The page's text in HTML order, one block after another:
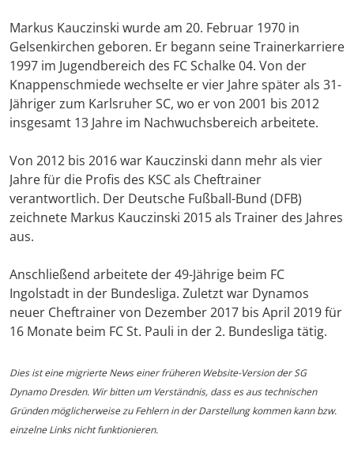
Markus Kauczinski wurde am 20. Februar 1970 in
Gelsenkirchen geboren. Er begann seine Trainerkarriere
1997 im Jugendbereich des FC Schalke 04. Von der
Knappenschmiede wechselte er vier Jahre später als 31-
Jähriger zum Karlsruher SC, wo er von 2001 bis 2012
insgesamt 13 Jahre im Nachwuchsbereich arbeitete.
Von 2012 bis 2016 war Kauczinski dann mehr als vier
Jahre für die Profis des KSC als Cheftrainer
verantwortlich. Der Deutsche Fußball-Bund (DFB)
zeichnete Markus Kauczinski 2015 als Trainer des Jahres
aus.
Anschließend arbeitete der 49-Jährige beim FC
Ingolstadt in der Bundesliga. Zuletzt war Dynamos
neuer Cheftrainer von Dezember 2017 bis April 2019 für
16 Monate beim FC St. Pauli in der 2. Bundesliga tätig.
Dies ist eine migrierte News einer früheren Website-Version der SG
Dynamo Dresden. Wir bitten um Verständnis, dass es aus technischen
Gründen möglicherweise zu Fehlern in der Darstellung kommen kann bzw.
einzelne Links nicht funktionieren.